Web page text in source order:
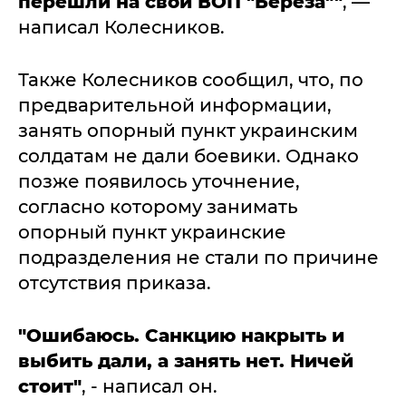
написал Колесников.
Также Колесников сообщил, что, по
предварительной информации,
занять опорный пункт украинским
солдатам не дали боевики. Однако
позже появилось уточнение,
согласно которому занимать
опорный пункт украинские
подразделения не стали по причине
отсутствия приказа.
"Ошибаюсь. Санкцию накрыть и
выбить дали, а занять нет. Ничей
стоит", - написал он.